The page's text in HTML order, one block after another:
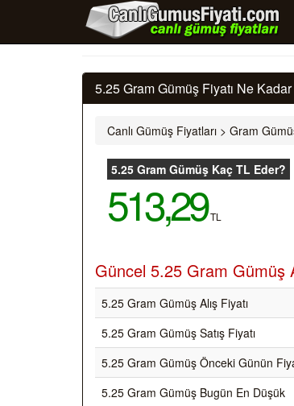
5.25 Gram Gümüş Fiyatı Ne
Canlı Gümüş Fiyatları > Gram
5.25 Gram Gümüş Kaç TL Eder?
513,29 TL
Güncel 5.25 Gram Gümüş
5.25 Gram Gümüş Alış Fiyatı
5.25 Gram Gümüş Satış Fiyatı
5.25 Gram Gümüş Önceki Günün
5.25 Gram Gümüş Bugün En Düşük